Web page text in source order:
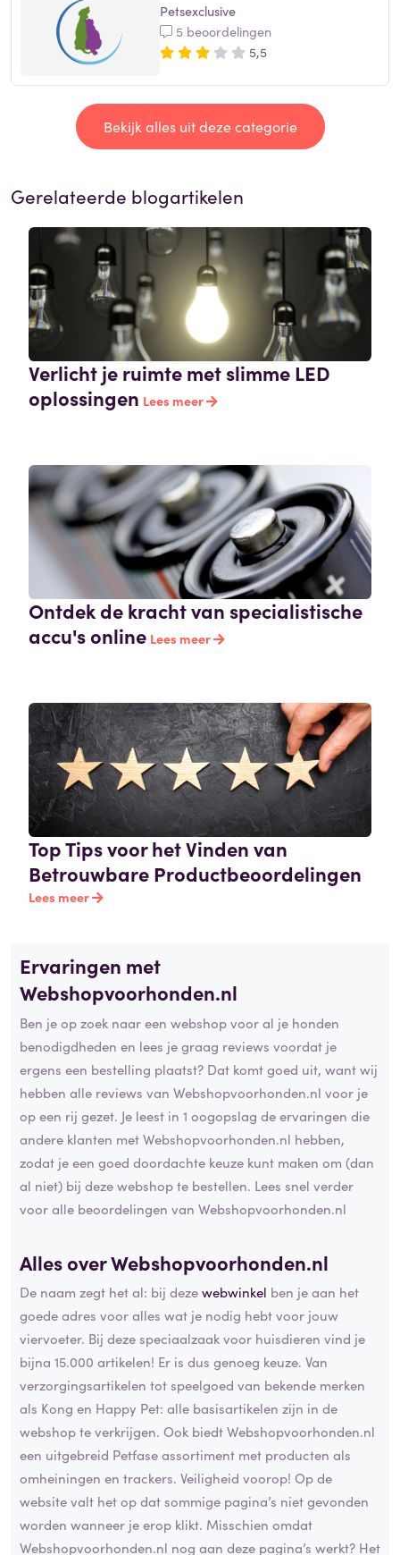
Petsexclusive
5 beoordelingen
5,5
Bekijk alles uit deze categorie
Gerelateerde blogartikelen
Verlicht je ruimte met slimme LED
oplossingen Lees meer
Ontdek de kracht van specialistische
accu's online Lees meer
Top Tips voor het Vinden van
Betrouwbare Productbeoordelingen
Lees meer
Ervaringen met
Webshopvoorhonden.nl
Ben je op zoek naar een webshop voor al je honden
benodigdheden en lees je graag reviews voordat je
ergens een bestelling plaatst? Dat komt goed uit, want wij
hebben alle reviews van Webshopvoorhonden.nl voor je
op een rij gezet. Je leest in 1 oogopslag de ervaringen die
andere klanten met Webshopvoorhonden.nl hebben,
zodat je een goed doordachte keuze kunt maken om (dan
al niet) bij deze webshop te bestellen. Lees snel verder
voor alle beoordelingen van Webshopvoorhonden.nl
Alles over Webshopvoorhonden.nl
De naam zegt het al: bij dezewebwinkel ben je aan het
goede adres voor alles wat je nodig hebt voor jouw
viervoeter. Bij deze speciaalzaak voor huisdieren vind je
bijna 15.000 artikelen! Er is dus genoeg keuze. Van
verzorgingsartikelen tot speelgoed van bekende merken
als Kong en Happy Pet: alle basisartikelen zijn in de
webshop te verkrijgen. Ook biedt Webshopvoorhonden.nl
een uitgebreid Petfase assortiment met producten als
omheiningen en trackers. Veiligheid voorop! Op de
website valt het op dat sommige pagina’s niet gevonden
worden wanneer je erop klikt. Misschien omdat
Webshopvoorhonden.nl nog aan deze pagina’s werkt? Het